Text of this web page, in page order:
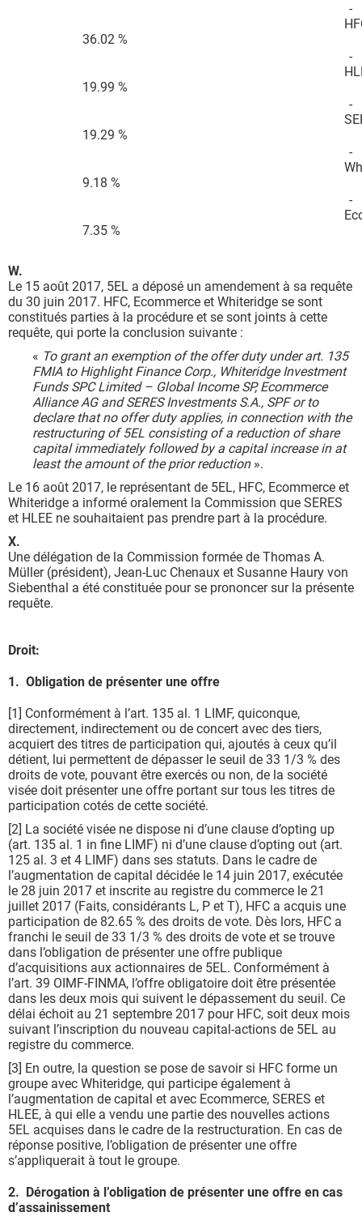
-
36.02 %
-
19.99 %
-
19.29 %
-
9.18 %
-
7.35 %
W.
Le 15 août 2017, 5EL a déposé un amendement à sa requête
du 30 juin 2017. HFC, Ecommerce et Whiteridge se sont
constitués parties à la procédure et se sont joints à cette
requête, qui porte la conclusion suivante :
« To grant an exemption of the offer duty under art. 135
FMIA to Highlight Finance Corp., Whiteridge Investment
Funds SPC Limited – Global Income SP, Ecommerce
Alliance AG and SERES Investments S.A., SPF or to
declare that no offer duty applies, in connection with the
restructuring of 5EL consisting of a reduction of share
capital immediately followed by a capital increase in at
least the amount of the prior reduction».
Le 16 août 2017, le représentant de 5EL, HFC, Ecommerce et
Whiteridge a informé oralement la Commission que SERES
et HLEE ne souhaitaient pas prendre part à la procédure.
X.
Une délégation de la Commission formée de Thomas A.
Müller (président), Jean-Luc Chenaux et Susanne Haury von
Siebenthal a été constituée pour se prononcer sur la présente
requête.
Droit:
1. Obligation de présenter une offre
[1] Conformément à l’art. 135 al. 1 LIMF, quiconque,
directement, indirectement ou de concert avec des tiers,
acquiert des titres de participation qui, ajoutés à ceux qu’il
détient, lui permettent de dépasser le seuil de 33 1/3 % des
droits de vote, pouvant être exercés ou non, de la société
visée doit présenter une offre portant sur tous les titres de
participation cotés de cette société.
[2] La société visée ne dispose ni d’une clause d’opting up
(art. 135 al. 1 in fine LIMF) ni d’une clause d’opting out (art.
125 al. 3 et 4 LIMF) dans ses statuts. Dans le cadre de
l’augmentation de capital décidée le 14 juin 2017, exécutée
le 28 juin 2017 et inscrite au registre du commerce le 21
juillet 2017 (Faits, considérants L, P et T), HFC a acquis une
participation de 82.65 % des droits de vote. Dès lors, HFC a
franchi le seuil de 33 1/3 % des droits de vote et se trouve
dans l’obligation de présenter une offre publique
d’acquisitions aux actionnaires de 5EL. Conformément à
l’art. 39 OIMF-FINMA, l’offre obligatoire doit être présentée
dans les deux mois qui suivent le dépassement du seuil. Ce
délai échoit au 21 septembre 2017 pour HFC, soit deux mois
suivant l’inscription du nouveau capital-actions de 5EL au
registre du commerce.
[3] En outre, la question se pose de savoir si HFC forme un
groupe avec Whiteridge, qui participe également à
l’augmentation de capital et avec Ecommerce, SERES et
HLEE, à qui elle a vendu une partie des nouvelles actions
5EL acquises dans le cadre de la restructuration. En cas de
réponse positive, l’obligation de présenter une offre
s’appliquerait à tout le groupe.
2. Dérogation à l’obligation de présenter une offre en cas
d’assainissement